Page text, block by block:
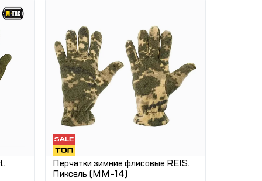
Перчатки зимние флисовые REIS.
Пиксель (ММ-14)